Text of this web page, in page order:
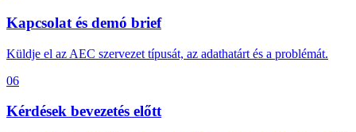
Kapcsolat és demó brief
Küldje el az AEC szervezet típusát, az adathatárt és a problémát.
06
Kérdések bevezetés előtt